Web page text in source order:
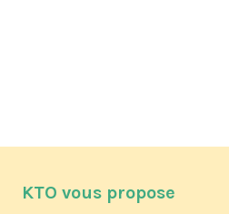
KTO vous propose